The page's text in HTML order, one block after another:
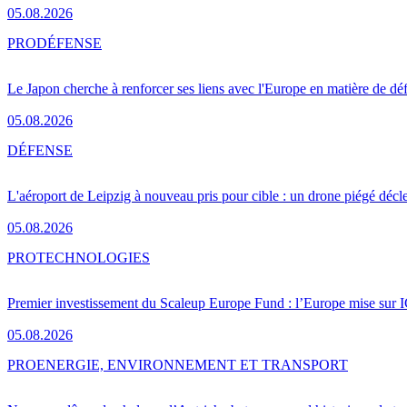
05.08.2026
Le Japon cherche à renforcer ses liens avec l'Europe en matière de
05.08.2026
PRODÉFENSE
L'aéroport de Leipzig à nouveau pris pour cible : un drone piégé
05.08.2026
DÉFENSE
Premier investissement du Scaleup Europe Fund : l’Europe mise sur
05.08.2026
PROTECHNOLOGIES
PROENERGIE, ENVIRONNEMENT ET TRANSPORT